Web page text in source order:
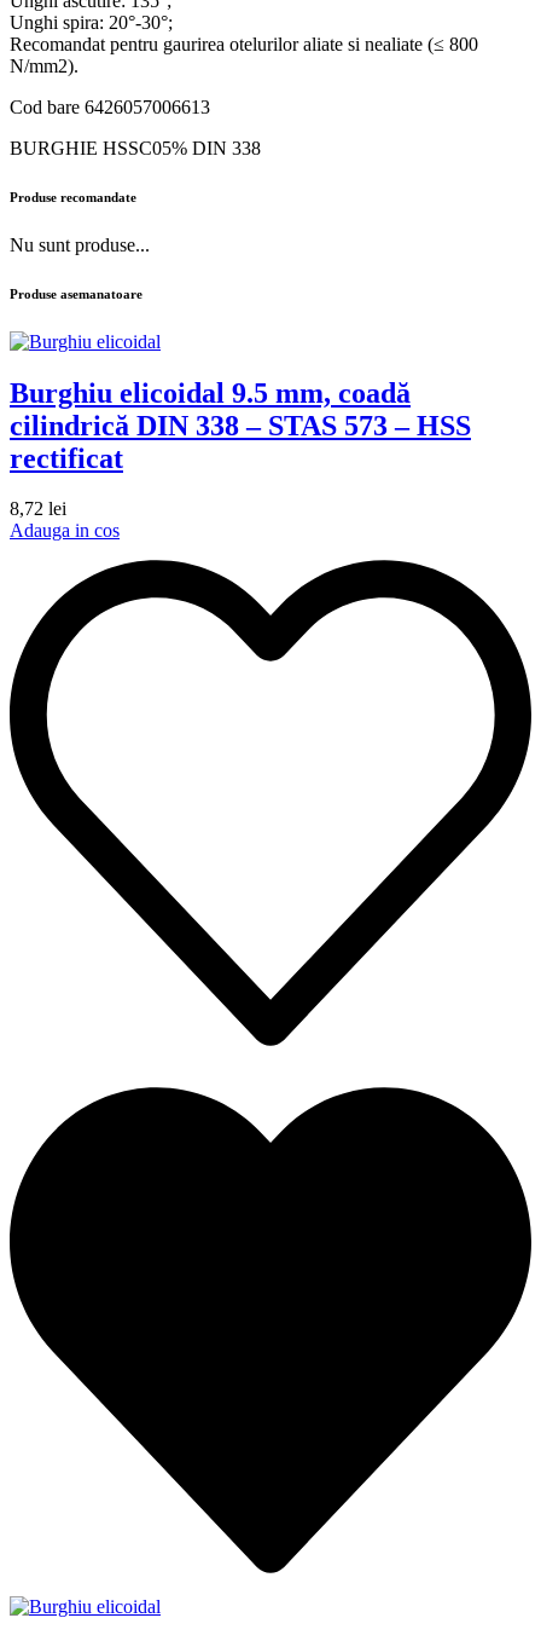
Unghi spira: 20°-30°;
Recomandat pentru gaurirea otelurilor aliate si nealiate (≤ 800
N/mm2).
Cod bare 6426057006613
BURGHIE HSSC05% DIN 338
Produse recomandate
Nu sunt produse...
Produse asemanatoare
Burghiu elicoidal 9.5 mm, coadă
cilindrică DIN 338 – STAS 573 – HSS
rectificat
8,72 lei
Adauga in cos